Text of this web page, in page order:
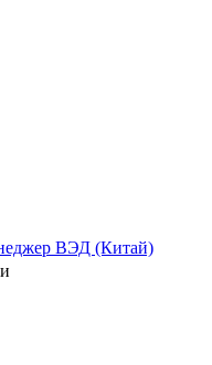
ВЭД (Китай)